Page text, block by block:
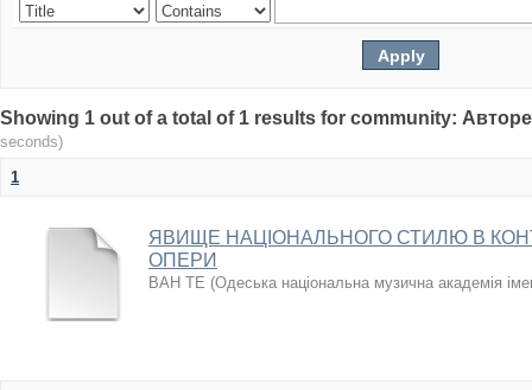
Showing 1 out of a total of 1 results for community:
seconds)
1
ЯВИЩЕ НАЦІОНАЛЬНОГО СТИЛЮ В
ОПЕРИ
ВАН ТЕ (Одеська національна музична академія